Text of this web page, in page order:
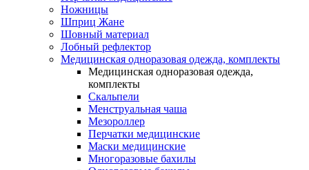
Ножницы
Шприц Жане
Шовный материал
Лобный рефлектор
Медицинская одноразовая одежда, комплекты
Медицинская одноразовая одежда,
комплекты
Скальпели
Менструальная чаша
Мезороллер
Перчатки медицинские
Маски медицинские
Многоразовые бахилы